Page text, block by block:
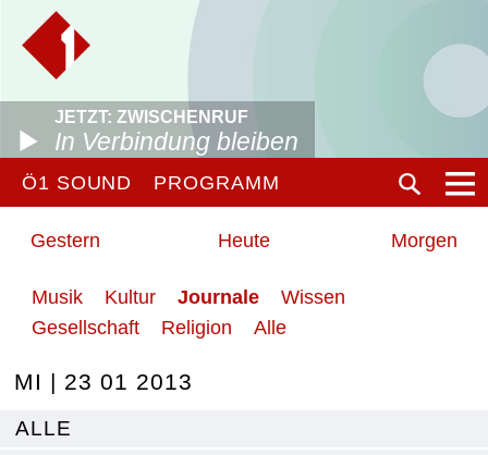
JETZT: ZWISCHENRUF
In Verbindung bleiben
Ö1 SOUND PROGRAMM
Gestern Heute Morgen
Musik Kultur Journale
Wissen
Gesellschaft
Religion Alle
MI | 23 01 2013
ALLE